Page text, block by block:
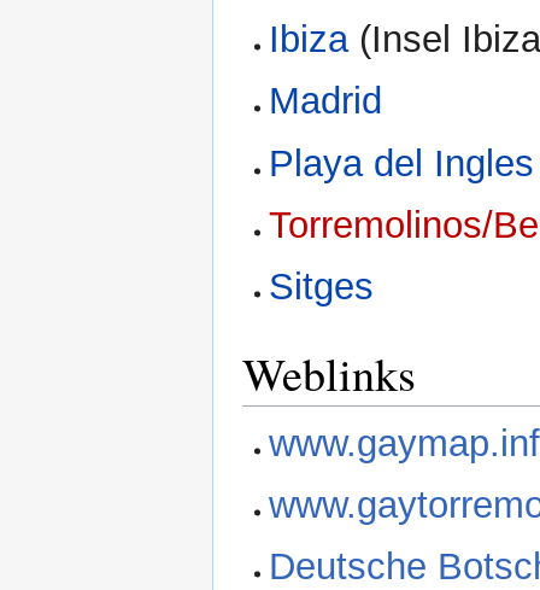
Ibiza(Insel
Madrid
Playa del
Torremolinos/
Sitges
Weblinks
Deutsche